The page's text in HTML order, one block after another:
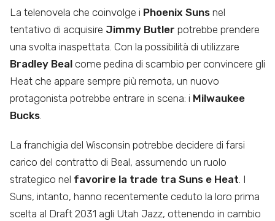
La telenovela che coinvolge i Phoenix Suns nel
tentativo di acquisire Jimmy Butler potrebbe prendere
una svolta inaspettata. Con la possibilità di utilizzare
Bradley Beal come pedina di scambio per convincere gli
Heat che appare sempre più remota, un nuovo
protagonista potrebbe entrare in scena: i Milwaukee
Bucks
La franchigia del Wisconsin potrebbe decidere di farsi
carico del contratto di Beal, assumendo un ruolo
strategico nel favorire la trade tra Suns e Heat. I
Suns, intanto, hanno recentemente ceduto la loro prima
scelta al Draft 2031 agli Utah Jazz, ottenendo in cambio